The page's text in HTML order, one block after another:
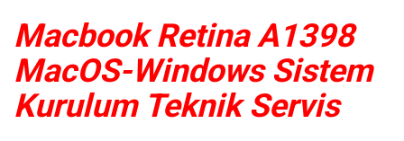
Macbook Retina A1398
MacOS-Windows Sistem
Kurulum Teknik Servis